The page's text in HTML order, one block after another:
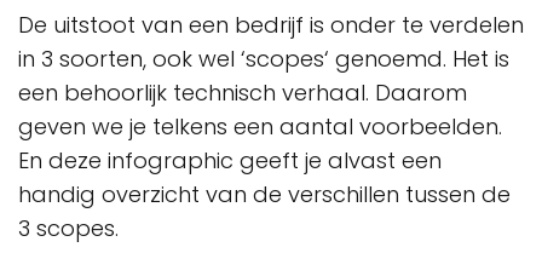
De uitstoot van een bedrijf is onder te verdelen
in 3 soorten, ook wel ‘scopes‘ genoemd. Het is
een behoorlijk technisch verhaal. Daarom
geven we je telkens een aantal voorbeelden.
En deze infographic geeft je alvast een
handig overzicht van de verschillen tussen de
3 scopes.